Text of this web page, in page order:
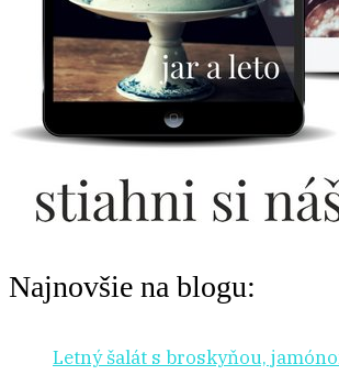
Najnovšie na blogu:
Letný šalát s broskyňou,